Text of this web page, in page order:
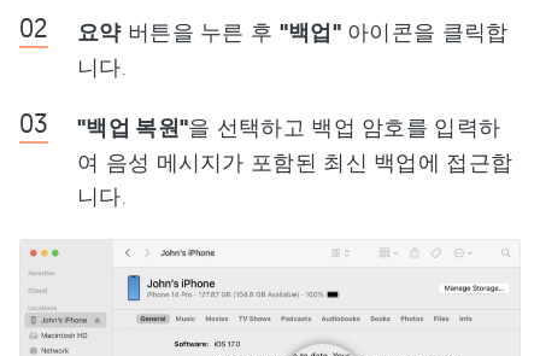
요약버튼을 누른 후 "백업"아이콘을 클릭합
니다.
"백업 복원"을 선택하고 백업 암호를 입력하
여 음성 메시지가 포함된 최신 백업에 접근합
니다.